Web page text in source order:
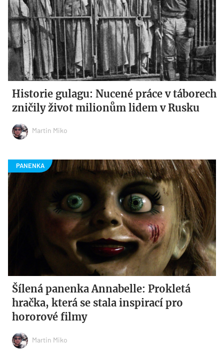
Historie gulagu: Nucené práce v táborech
zničily život milionům lidem v Rusku
Martin Miko
Šílená panenka Annabelle: Prokletá
hračka, která se stala inspirací pro
hororové filmy
Martin Miko